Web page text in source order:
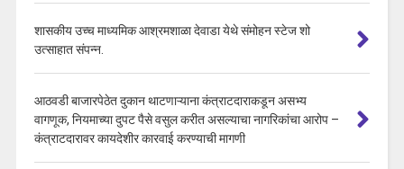
शासकीय उच्च माध्यमिक आश्रमशाळा देवाडा येथे संमोहन स्टेज शो
उत्साहात संपन्न.
आठवडी बाजारपेठेत दुकान थाटणाऱ्याना कंत्राटदाराकडून असभ्य
वागणूक, नियमाच्या दुपट पैसे वसुल करीत असल्याचा नागरिकांचा आरोप –
कंत्राटदारावर कायदेशीर कारवाई करण्याची मागणी